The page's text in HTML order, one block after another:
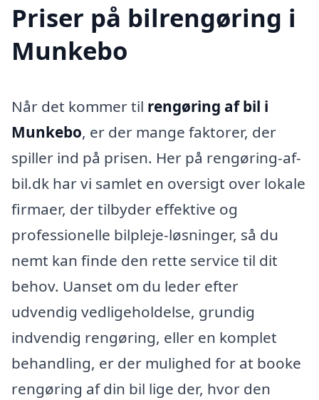
Priser på bilrengøring i
Munkebo
Når det kommer til rengøring af bil i
Munkebo, er der mange faktorer, der
spiller ind på prisen. Her på rengøring-af-
bil.dk har vi samlet en oversigt over lokale
firmaer, der tilbyder effektive og
professionelle bilpleje-løsninger, så du
nemt kan finde den rette service til dit
behov. Uanset om du leder efter
udvendig vedligeholdelse, grundig
indvendig rengøring, eller en komplet
behandling, er der mulighed for at booke
rengøring af din bil lige der, hvor den